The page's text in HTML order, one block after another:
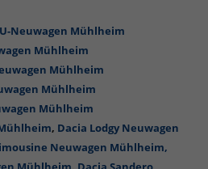
Neuwagen Mühlheim
Mühlheim
Mühlheim
Mühlheim
Mühlheim
, Dacia Lodgy Neuwagen
Neuwagen Mühlheim,